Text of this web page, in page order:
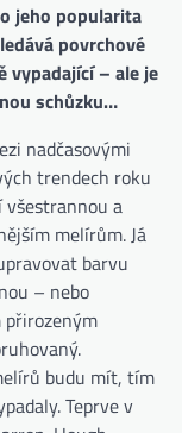
jeho popularita
povrchové
vypadající – ale je
schůzku…
nadčasovými
trendech roku
všestrannou a
melírům. Já
barvu
– nebo
budu mít, tím
Teprve v